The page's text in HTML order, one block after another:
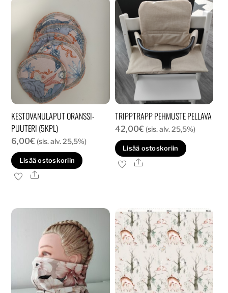
KESTOVANULAPUT ORANSSI-
PUUTERI (5KPL)
6,00€ (sis. alv. 25,5%)
Lisää ostoskoriin
Ale
TRIPPTRAPP PEHMUSTE PELLAVA
42,00€ (sis. alv. 25,5%)
Lisää ostoskoriin
Ale